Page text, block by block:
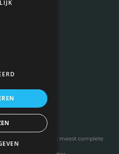
vindt u het meest complete
vacatures.